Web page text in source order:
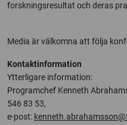
forskningsresultat och deras
Media är välkomna att följa
Kontaktinformation
Ytterligare information:
Programchef Kenneth
546 83 53,
e-post: